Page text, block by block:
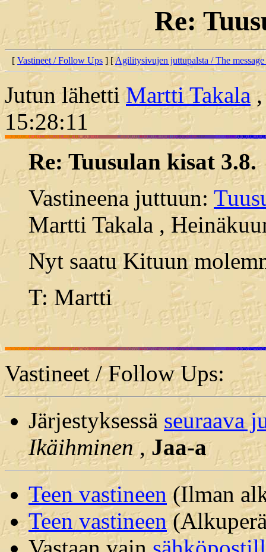
Re:
[ Vastineet / Follow Ups ] [Agilitysivujen juttupalsta / The
Jutun lähettiMartti Takala,
15:28:11
Re: Tuusulan kisat 3.8.
Vastineena juttuun:
Martti Takala ,
Nyt saatu Kituun
T: Martti
Vastineet / Follow Ups:
Järjestyksessä seuraava
Ikäihminen, Jaa-a
Teen vastineen (Ilman
Teen vastineen